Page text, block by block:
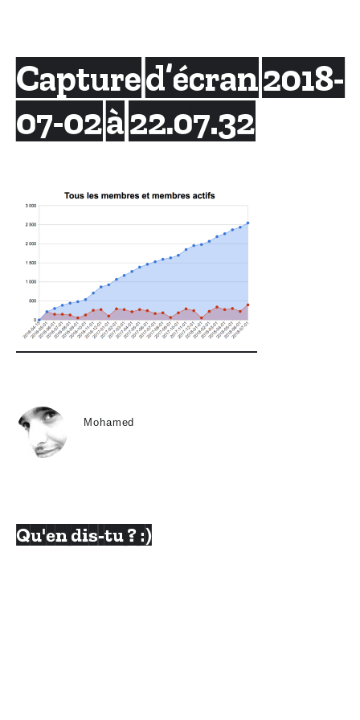
content
Capture d’écran 2018-
07-02 à 22.07.32
Mohamed
Qu'en dis-tu ? :)